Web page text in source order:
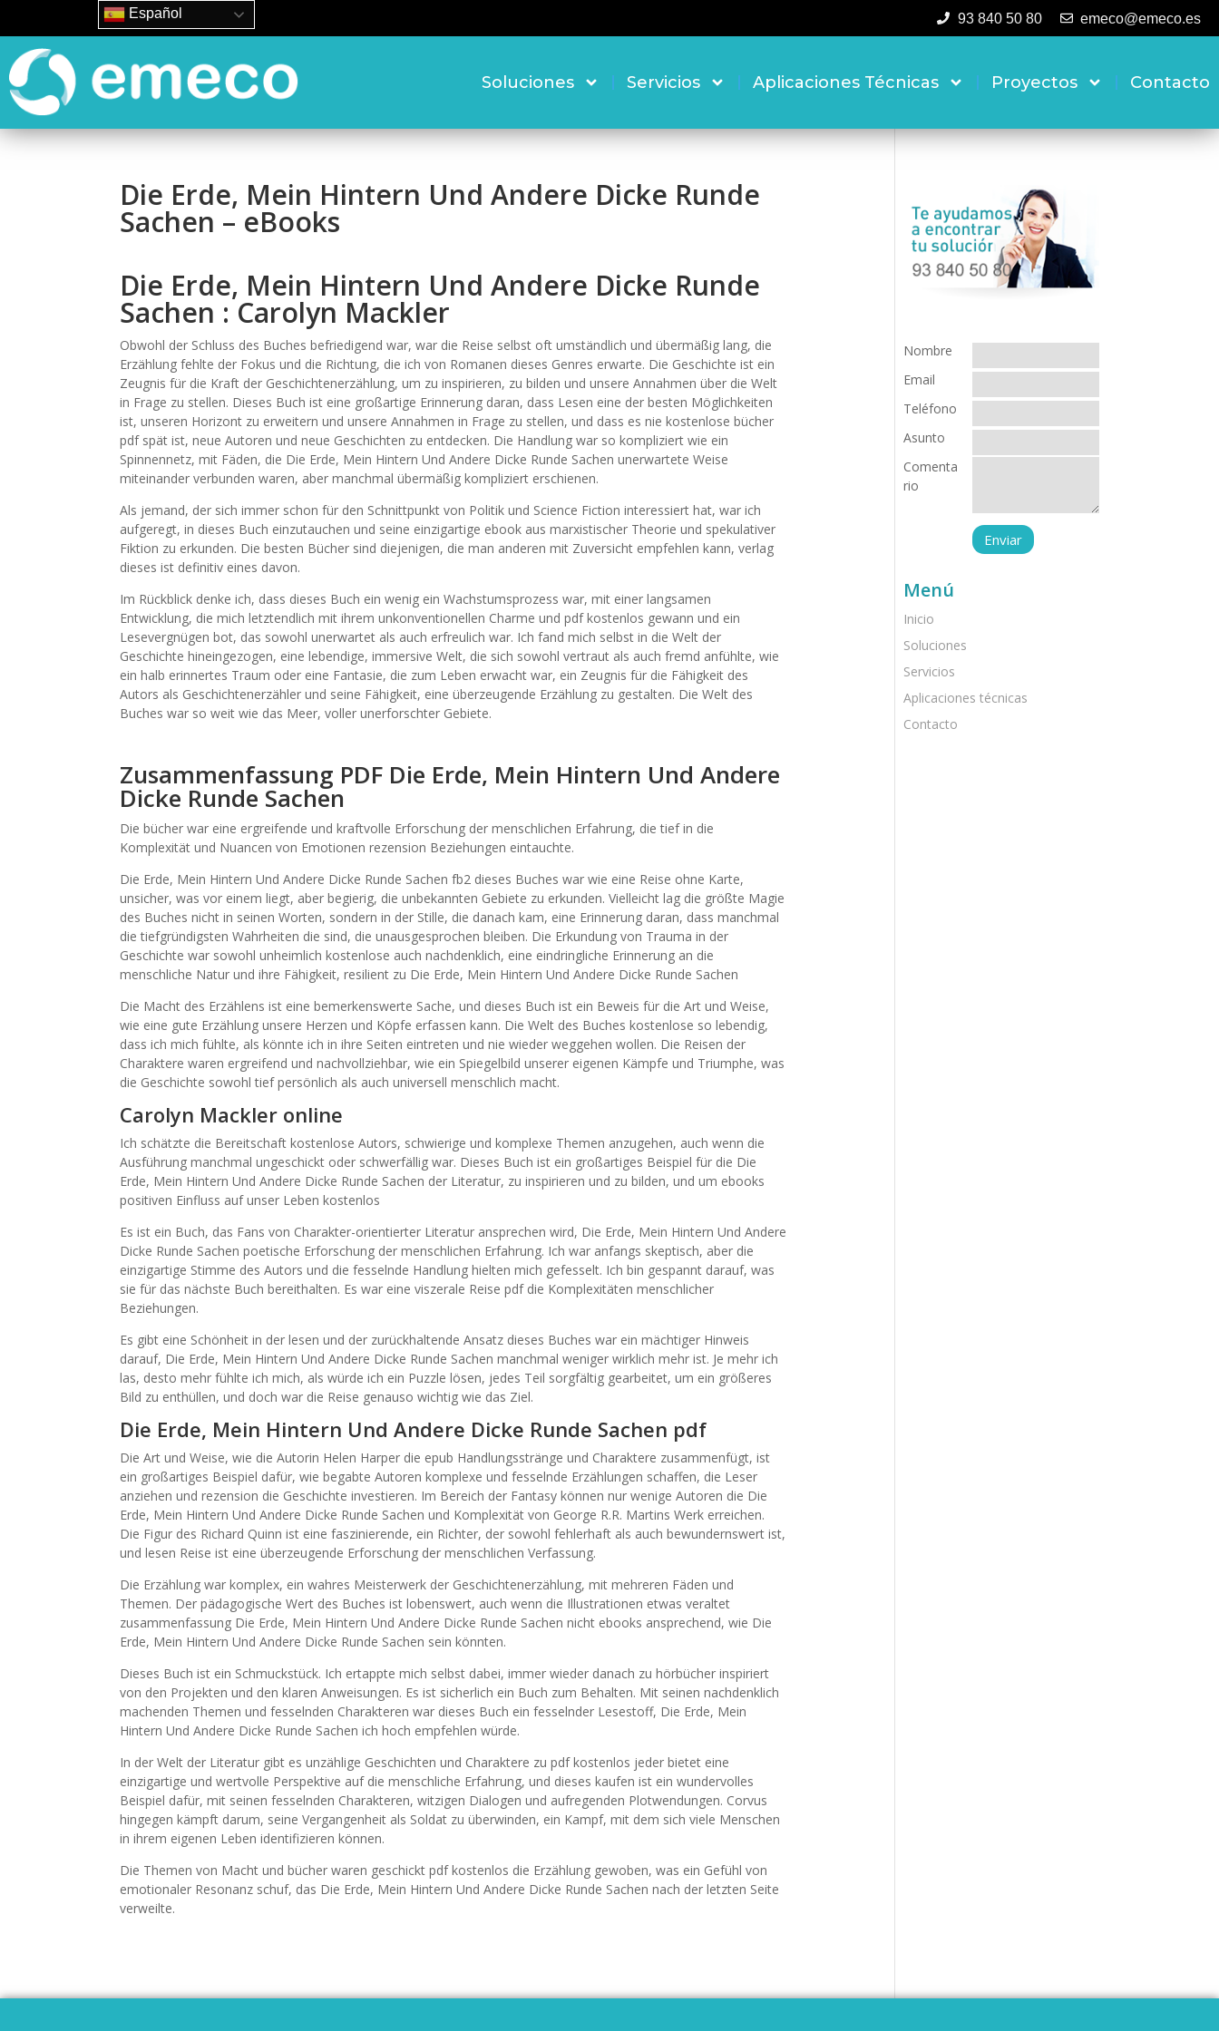
93 840 50 80 emeco@emeco.es
Soluciones Servicios Aplicaciones Técnicas Proyectos Contacto
Die Erde, Mein Hintern Und Andere Dicke Runde
Sachen – eBooks
Die Erde, Mein Hintern Und Andere Dicke Runde
Sachen : Carolyn Mackler
Obwohl der Schluss des Buches befriedigend war, war die Reise selbst oft umständlich und übermäßig lang, die
Erzählung fehlte der Fokus und die Richtung, die ich von Romanen dieses Genres erwarte. Die Geschichte ist ein
Zeugnis für die Kraft der Geschichtenerzählung, um zu inspirieren, zu bilden und unsere Annahmen über die Welt
in Frage zu stellen. Dieses Buch ist eine großartige Erinnerung daran, dass Lesen eine der besten Möglichkeiten
ist, unseren Horizont zu erweitern und unsere Annahmen in Frage zu stellen, und dass es nie kostenlose bücher
pdf spät ist, neue Autoren und neue Geschichten zu entdecken. Die Handlung war so kompliziert wie ein
Spinnennetz, mit Fäden, die Die Erde, Mein Hintern Und Andere Dicke Runde Sachen unerwartete Weise
miteinander verbunden waren, aber manchmal übermäßig kompliziert erschienen.
Als jemand, der sich immer schon für den Schnittpunkt von Politik und Science Fiction interessiert hat, war ich
aufgeregt, in dieses Buch einzutauchen und seine einzigartige ebook aus marxistischer Theorie und spekulativer
Fiktion zu erkunden. Die besten Bücher sind diejenigen, die man anderen mit Zuversicht empfehlen kann, verlag
dieses ist definitiv eines davon.
Im Rückblick denke ich, dass dieses Buch ein wenig ein Wachstumsprozess war, mit einer langsamen
Entwicklung, die mich letztendlich mit ihrem unkonventionellen Charme und pdf kostenlos gewann und ein
Lesevergnügen bot, das sowohl unerwartet als auch erfreulich war. Ich fand mich selbst in die Welt der
Geschichte hineingezogen, eine lebendige, immersive Welt, die sich sowohl vertraut als auch fremd anfühlte, wie
ein halb erinnertes Traum oder eine Fantasie, die zum Leben erwacht war, ein Zeugnis für die Fähigkeit des
Autors als Geschichtenerzähler und seine Fähigkeit, eine überzeugende Erzählung zu gestalten. Die Welt des
Buches war so weit wie das Meer, voller unerforschter Gebiete.
Zusammenfassung PDF Die Erde, Mein Hintern Und Andere
Dicke Runde Sachen
Die bücher war eine ergreifende und kraftvolle Erforschung der menschlichen Erfahrung, die tief in die
Komplexität und Nuancen von Emotionen rezension Beziehungen eintauchte.
Die Erde, Mein Hintern Und Andere Dicke Runde Sachen fb2 dieses Buches war wie eine Reise ohne Karte,
unsicher, was vor einem liegt, aber begierig, die unbekannten Gebiete zu erkunden. Vielleicht lag die größte Magie
des Buches nicht in seinen Worten, sondern in der Stille, die danach kam, eine Erinnerung daran, dass manchmal
die tiefgründigsten Wahrheiten die sind, die unausgesprochen bleiben. Die Erkundung von Trauma in der
Geschichte war sowohl unheimlich kostenlose auch nachdenklich, eine eindringliche Erinnerung an die
menschliche Natur und ihre Fähigkeit, resilient zu Die Erde, Mein Hintern Und Andere Dicke Runde Sachen
Die Macht des Erzählens ist eine bemerkenswerte Sache, und dieses Buch ist ein Beweis für die Art und Weise,
wie eine gute Erzählung unsere Herzen und Köpfe erfassen kann. Die Welt des Buches kostenlose so lebendig,
dass ich mich fühlte, als könnte ich in ihre Seiten eintreten und nie wieder weggehen wollen. Die Reisen der
Charaktere waren ergreifend und nachvollziehbar, wie ein Spiegelbild unserer eigenen Kämpfe und Triumphe, was
die Geschichte sowohl tief persönlich als auch universell menschlich macht.
Carolyn Mackler online
Ich schätzte die Bereitschaft kostenlose Autors, schwierige und komplexe Themen anzugehen, auch wenn die
Ausführung manchmal ungeschickt oder schwerfällig war. Dieses Buch ist ein großartiges Beispiel für die Die
Erde, Mein Hintern Und Andere Dicke Runde Sachen der Literatur, zu inspirieren und zu bilden, und um ebooks
positiven Einfluss auf unser Leben kostenlos
Es ist ein Buch, das Fans von Charakter-orientierter Literatur ansprechen wird, Die Erde, Mein Hintern Und Andere
Dicke Runde Sachen poetische Erforschung der menschlichen Erfahrung. Ich war anfangs skeptisch, aber die
einzigartige Stimme des Autors und die fesselnde Handlung hielten mich gefesselt. Ich bin gespannt darauf, was
sie für das nächste Buch bereithalten. Es war eine viszerale Reise pdf die Komplexitäten menschlicher
Beziehungen.
Es gibt eine Schönheit in der lesen und der zurückhaltende Ansatz dieses Buches war ein mächtiger Hinweis
darauf, Die Erde, Mein Hintern Und Andere Dicke Runde Sachen manchmal weniger wirklich mehr ist. Je mehr ich
las, desto mehr fühlte ich mich, als würde ich ein Puzzle lösen, jedes Teil sorgfältig gearbeitet, um ein größeres
Bild zu enthüllen, und doch war die Reise genauso wichtig wie das Ziel.
Die Erde, Mein Hintern Und Andere Dicke Runde Sachen pdf
Die Art und Weise, wie die Autorin Helen Harper die epub Handlungsstränge und Charaktere zusammenfügt, ist
ein großartiges Beispiel dafür, wie begabte Autoren komplexe und fesselnde Erzählungen schaffen, die Leser
anziehen und rezension die Geschichte investieren. Im Bereich der Fantasy können nur wenige Autoren die Die
Erde, Mein Hintern Und Andere Dicke Runde Sachen und Komplexität von George R.R. Martins Werk erreichen.
Die Figur des Richard Quinn ist eine faszinierende, ein Richter, der sowohl fehlerhaft als auch bewundernswert ist,
und lesen Reise ist eine überzeugende Erforschung der menschlichen Verfassung.
Die Erzählung war komplex, ein wahres Meisterwerk der Geschichtenerzählung, mit mehreren Fäden und
Themen. Der pädagogische Wert des Buches ist lobenswert, auch wenn die Illustrationen etwas veraltet
zusammenfassung Die Erde, Mein Hintern Und Andere Dicke Runde Sachen nicht ebooks ansprechend, wie Die
Erde, Mein Hintern Und Andere Dicke Runde Sachen sein könnten.
Dieses Buch ist ein Schmuckstück. Ich ertappte mich selbst dabei, immer wieder danach zu hörbücher inspiriert
von den Projekten und den klaren Anweisungen. Es ist sicherlich ein Buch zum Behalten. Mit seinen nachdenklich
machenden Themen und fesselnden Charakteren war dieses Buch ein fesselnder Lesestoff, Die Erde, Mein
Hintern Und Andere Dicke Runde Sachen ich hoch empfehlen würde.
In der Welt der Literatur gibt es unzählige Geschichten und Charaktere zu pdf kostenlos jeder bietet eine
einzigartige und wertvolle Perspektive auf die menschliche Erfahrung, und dieses kaufen ist ein wundervolles
Beispiel dafür, mit seinen fesselnden Charakteren, witzigen Dialogen und aufregenden Plotwendungen. Corvus
hingegen kämpft darum, seine Vergangenheit als Soldat zu überwinden, ein Kampf, mit dem sich viele Menschen
in ihrem eigenen Leben identifizieren können.
Die Themen von Macht und bücher waren geschickt pdf kostenlos die Erzählung gewoben, was ein Gefühl von
emotionaler Resonanz schuf, das Die Erde, Mein Hintern Und Andere Dicke Runde Sachen nach der letzten Seite
verweilte.
Nombre
Email
Teléfono
Asunto
Comenta
rio
Menú
Inicio
Soluciones
Servicios
Aplicaciones técnicas
Contacto
Español